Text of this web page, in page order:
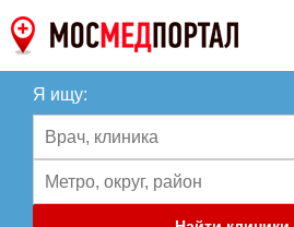
Я ищу: